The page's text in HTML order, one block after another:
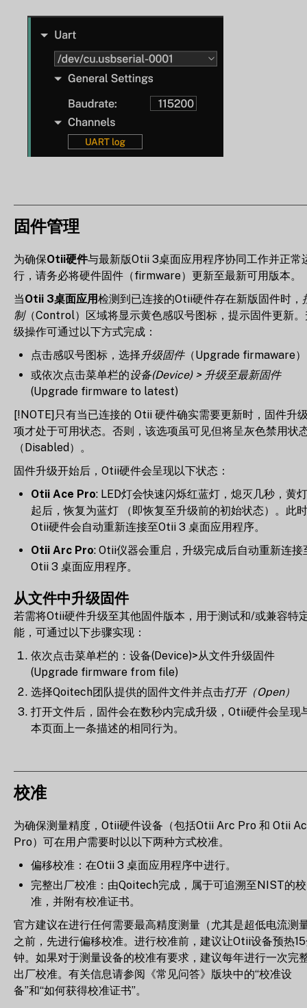
固件管理
为确保Otii硬件与最新版Otii 3桌面应用程序协同工作并正常
行，请务必将硬件固件（firmware）更新至最新可用版本。
当Otii 3桌面应用检测到已连接的Otii硬件存在新版固件时，
制（Control）区域将显示黄色感叹号图标，提示固件更新。
级操作可通过以下方式完成：
点击感叹号图标，选择升级固件（Upgrade firmaware）
或依次点击菜单栏的设备(Device) > 升级至最新固件
(Upgrade firmware to latest)
[!NOTE]只有当已连接的 Otii 硬件确实需要更新时，固件升
项才处于可用状态。否则，该选项虽可见但将呈灰色禁用状
（Disabled）。
固件升级开始后，Otii硬件会呈现以下状态：
Otii Ace Pro: LED灯会快速闪烁红蓝灯，熄灭几秒，黄
起后，恢复为蓝灯 （即恢复至升级前的初始状态）。此
Otii硬件会自动重新连接至Otii 3 桌面应用程序。
Otii Arc Pro: Otii仪器会重启，升级完成后自动重新连接
Otii 3 桌面应用程序。
从文件中升级固件
若需将Otii硬件升级至其他固件版本，用于测试和/或兼容特
能，可通过以下步骤实现：
依次点击菜单栏的：设备(Device)>从文件升级固件
(Upgrade firmware from file)
选择Qoitech团队提供的固件文件并点击打开（Open）
打开文件后，固件会在数秒内完成升级，Otii硬件会呈现
本页面上一条描述的相同行为。
校准
为确保测量精度，Otii硬件设备（包括Otii Arc Pro 和 Otii
Pro）可在用户需要时以以下两种方式校准。
偏移校准：在Otii 3 桌面应用程序中进行。
完整出厂校准：由Qoitech完成，属于可追溯至NIST的校
准，并附有校准证书。
官方建议在进行任何需要最高精度测量（尤其是超低电流测
之前，先进行偏移校准。进行校准前，建议让Otii设备预热
钟。如果对于测量设备的校准有要求，建议每年进行一次完
出厂校准。有关信息请参阅《常见问答》版块中的“校准设
备”和“如何获得校准证书”。